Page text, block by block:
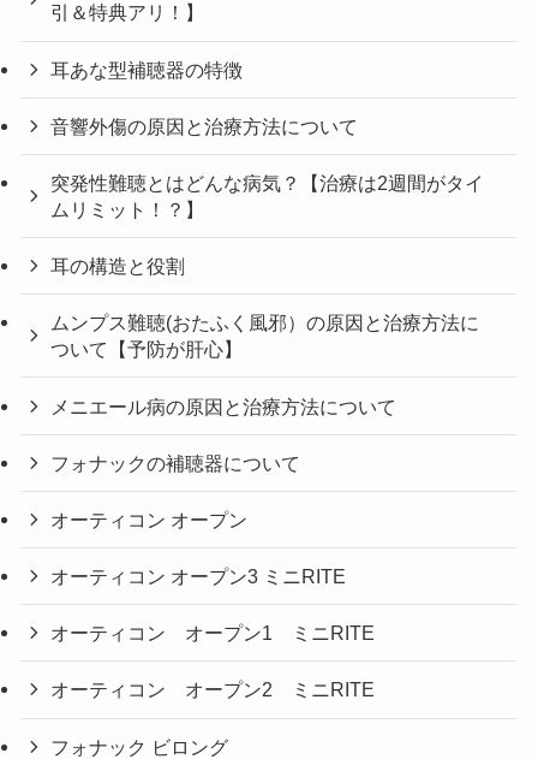
引＆特典アリ！】
耳あな型補聴器の特徴
音響外傷の原因と治療方法について
突発性難聴とはどんな病気？【治療は2週間がタイ
ムリミット！？】
耳の構造と役割
ムンプス難聴(おたふく風邪）の原因と治療方法に
ついて【予防が肝心】
メニエール病の原因と治療方法について
フォナックの補聴器について
オーティコン オープン
オーティコン オープン3 ミニRITE
オーティコン オープン1 ミニRITE
オーティコン オープン2 ミニRITE
フォナック ビロング